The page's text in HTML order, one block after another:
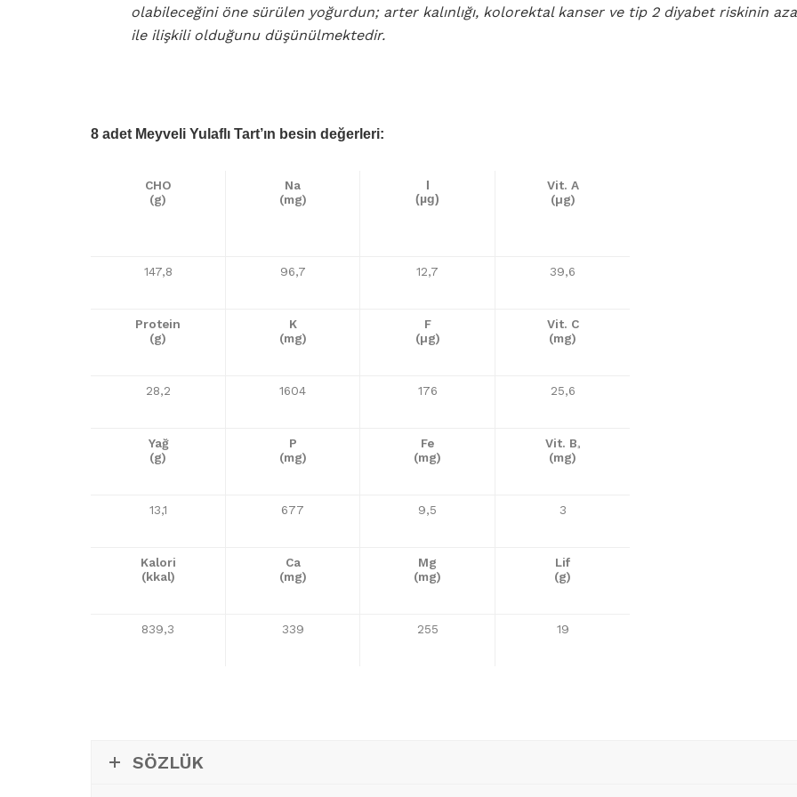
olabileceğini öne sürülen yoğurdun; arter kalınlığı, kolorektal kanser ve tip 2 diyabet riskinin
ile ilişkili olduğunu düşünülmektedir.
8 adet Meyveli Yulaflı Tart’ın besin değerleri:
CHO
(g)
Na
(mg)
(µg)
Vit. A
(µg)
147,8 96,7 12,7 39,6
Protein
(g)
K
(mg)
F
(µg)
Vit. C
(mg)
28,2 1604 176 25,6
Yağ
(g)
P
(mg)
Fe
(mg)
Vit. B³
(mg)
13,1 677 9,5 3
Kalori
(kkal)
Ca
(mg)
Mg
(mg)
Lif
(g)
839,3 339 255 19
SÖZLÜK